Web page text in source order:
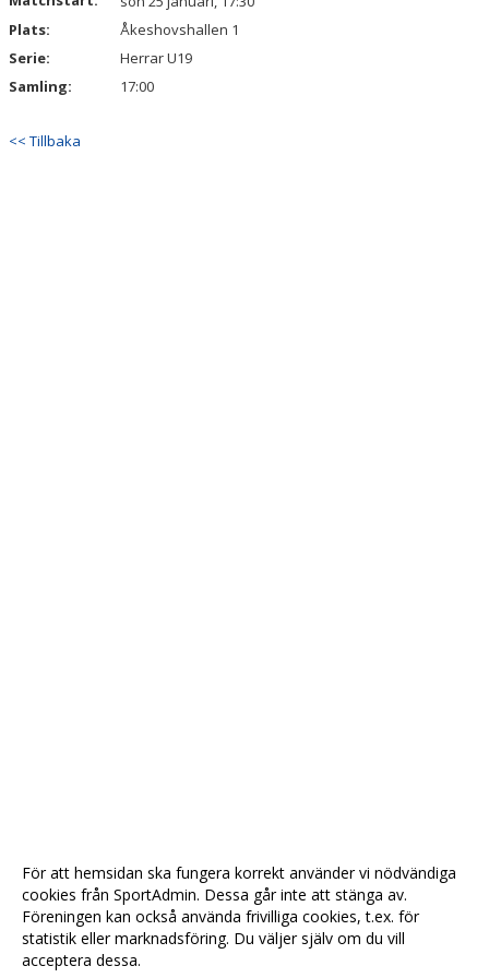
Plats:
Åkeshovshallen 1
Serie:
Herrar U19
Samling:
17:00
<< Tillbaka
För att hemsidan ska fungera korrekt använder vi nödvändiga
cookies från SportAdmin. Dessa går inte att stänga av.
Föreningen kan också använda frivilliga cookies, t.ex. för
statistik eller marknadsföring. Du väljer själv om du vill
acceptera dessa.